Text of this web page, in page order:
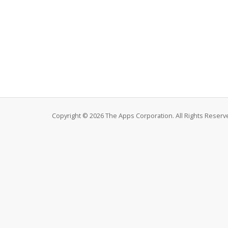
Copyright © 2026 The Apps Corporation. All Rights